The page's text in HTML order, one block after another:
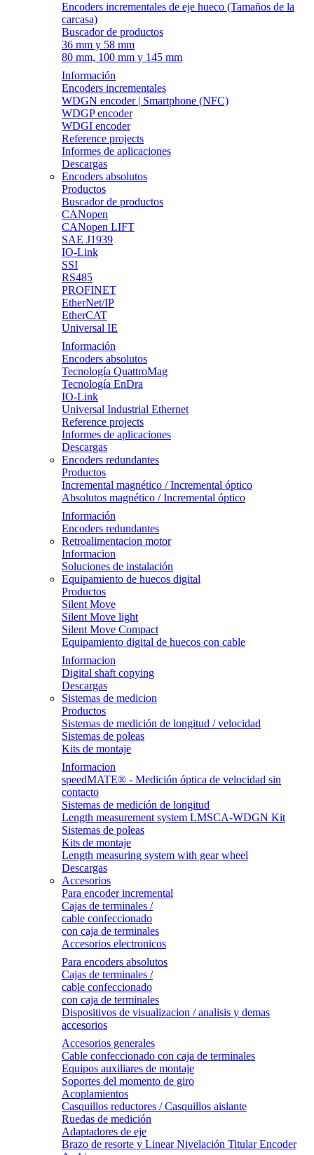
Encoders incrementales de eje hueco (Tamaños de la
carcasa)
Buscador de productos
36 mm y 58 mm
80 mm, 100 mm y 145 mm
Información
Encoders incrementales
WDGN encoder | Smartphone (NFC)
WDGP encoder
WDGI encoder
Reference projects
Informes de aplicaciones
Descargas
Encoders absolutos
Productos
Buscador de productos
CANopen
CANopen LIFT
SAE J1939
IO-Link
SSI
RS485
PROFINET
EtherNet/IP
EtherCAT
Universal IE
Información
Encoders absolutos
Tecnología QuattroMag
Tecnología EnDra
IO-Link
Universal Industrial Ethernet
Reference projects
Informes de aplicaciones
Descargas
Encoders redundantes
Productos
Incremental magnético / Incremental óptico
Absolutos magnético / Incremental óptico
Información
Encoders redundantes
Retroalimentacion motor
Informacion
Soluciones de instalación
Equipamiento de huecos digital
Productos
Silent Move
Silent Move light
Silent Move Compact
Equipamiento digital de huecos con cable
Informacion
Digital shaft copying
Descargas
Sistemas de medicion
Productos
Sistemas de medición de longitud / velocidad
Sistemas de poleas
Kits de montaje
Informacion
speedMATE® - Medición óptica de velocidad sin
contacto
Sistemas de medición de longitud
Length measurement system LMSCA-WDGN Kit
Sistemas de poleas
Kits de montaje
Length measuring system with gear wheel
Descargas
Accesorios
Para encoder incremental
Cajas de terminales /
cable confeccionado
con caja de terminales
Accesorios electronicos
Para encoders absolutos
Cajas de terminales /
cable confeccionado
con caja de terminales
Dispositivos de visualizacion / analisis y demas
accesorios
Accesorios generales
Cable confeccionado con caja de terminales
Equipos auxiliares de montaje
Soportes del momento de giro
Acoplamientos
Casquillos reductores / Casquillos aislante
Ruedas de medición
Adaptadores de eje
Brazo de resorte y Linear Nivelación Titular Encoder